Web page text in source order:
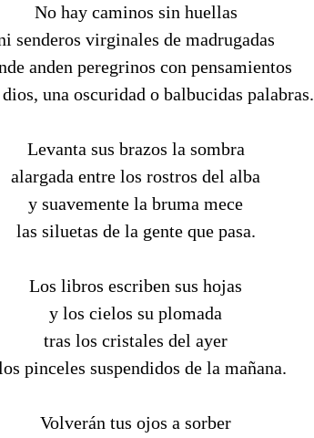
No hay caminos sin huellas
senderos virginales de madrugadas
anden peregrinos con pensamientos
una oscuridad o balbucidas palabras.
Levanta sus brazos la sombra
alargada entre los rostros del alba
y suavemente la bruma mece
las siluetas de la gente que pasa.
Los libros escriben sus hojas
y los cielos su plomada
tras los cristales del ayer
pinceles suspendidos de la mañana.
Volverán tus ojos a sorber